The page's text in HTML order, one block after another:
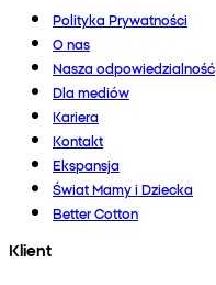
Polityka Prywatności
O nas
Nasza odpowiedzialność
Dla mediów
Kariera
Kontakt
Ekspansja
Świat Mamy i Dziecka
Better Cotton
Klient